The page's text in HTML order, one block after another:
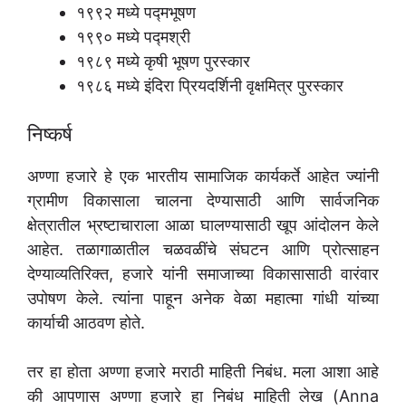
१९९२ मध्ये पद्मभूषण
१९९० मध्ये पद्मश्री
१९८९ मध्ये कृषी भूषण पुरस्कार
१९८६ मध्ये इंदिरा प्रियदर्शिनी वृक्षमित्र पुरस्कार
निष्कर्ष
अण्णा हजारे हे एक भारतीय सामाजिक कार्यकर्ते आहेत ज्यांनी
ग्रामीण विकासाला चालना देण्यासाठी आणि सार्वजनिक
क्षेत्रातील भ्रष्टाचाराला आळा घालण्यासाठी खूप आंदोलन केले
आहेत. तळागाळातील चळवळींचे संघटन आणि प्रोत्साहन
देण्याव्यतिरिक्त, हजारे यांनी समाजाच्या विकासासाठी वारंवार
उपोषण केले. त्यांना पाहून अनेक वेळा महात्मा गांधी यांच्या
कार्याची आठवण होते.
तर हा होता अण्णा हजारे मराठी माहिती निबंध. मला आशा आहे
की आपणास अण्णा हजारे हा निबंध माहिती लेख (Anna